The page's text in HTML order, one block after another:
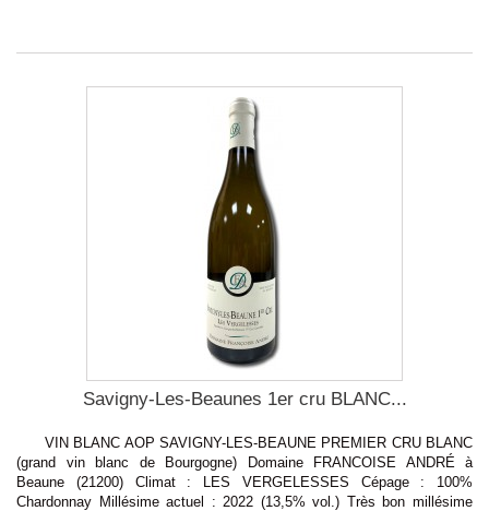
Savigny-Les-Beaunes 1er cru BLANC...
VIN BLANC AOP SAVIGNY-LES-BEAUNE PREMIER CRU BLANC
(grand vin blanc de Bourgogne) Domaine FRANCOISE ANDRÉ à
Beaune (21200) Climat : LES VERGELESSES Cépage : 100%
Chardonnay Millésime actuel : 2022 (13,5% vol.) Très bon millésime